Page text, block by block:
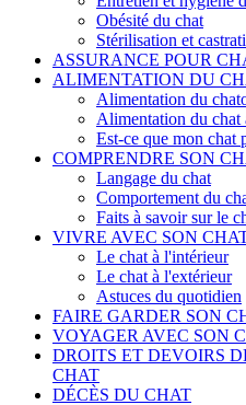
Obésité du chat
Stérilisation et
ASSURANCE POUR
ALIMENTATION DU
Alimentation du
Alimentation du chat
Est-ce que mon chat
COMPRENDRE SON
Langage du chat
Comportement du
Faits à savoir sur le
VIVRE AVEC SON
Le chat à l'intérieur
Le chat à l'extérieur
Astuces du quotidien
FAIRE GARDER SON
VOYAGER AVEC SON
DROITS ET DEVOIRS
CHAT
DÉCÈS DU CHAT